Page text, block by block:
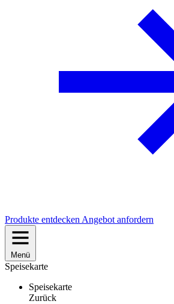
Produkte entdecken Angebot anfordern
Menü
Speisekarte
Speisekarte
Zurück